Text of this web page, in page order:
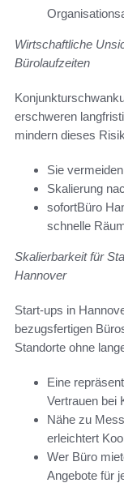
Wirtschaftliche
Bürolaufzeiten
erschweren
mindern dieses
Sie
Skalierung
sofortBüro
schnelle
Skalierbarkeit für
Hannover
Start-ups in
bezugsfertigen
Standorte ohne
Eine
Vertrauen bei
Nähe zu
erleichtert
Wer Büro
Angebote für